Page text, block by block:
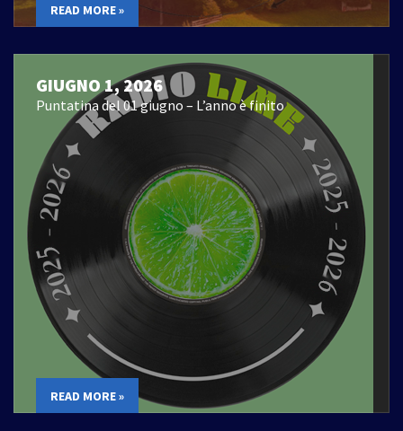
READ MORE »
GIUGNO 1, 2026
Puntatina del 01 giugno – L’anno è finito
READ MORE »